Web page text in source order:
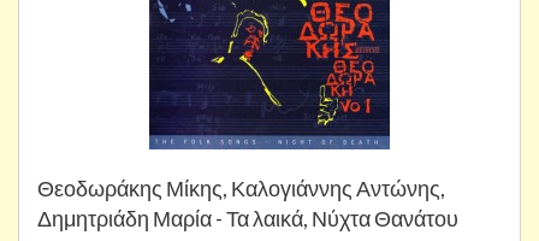
Θεοδωράκης Μίκης, Καλογιάννης Αντώνης,
Δημητριάδη Μαρία - Τα λαικά, Νύχτα Θανάτου